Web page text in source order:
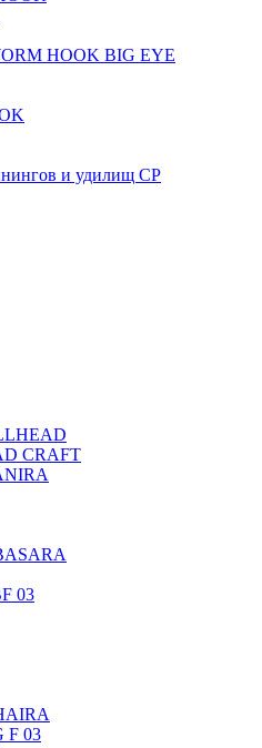
HOOK BIG EYE
и удилищ СР
CRAFT
03
F 03